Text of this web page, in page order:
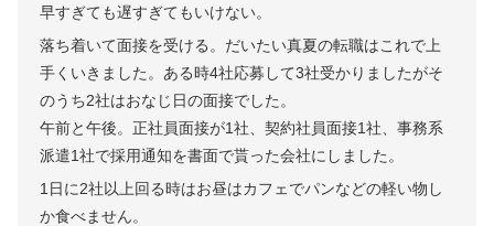
早すぎても遅すぎてもいけない。
落ち着いて面接を受ける。だいたい真夏の転職はこれで上
手くいきました。ある時4社応募して3社受かりましたがそ
のうち2社はおなじ日の面接でした。
午前と午後。正社員面接が1社、契約社員面接1社、事務系
派遣1社で採用通知を書面で貰った会社にしました。
1日に2社以上回る時はお昼はカフェでパンなどの軽い物し
か食べません。